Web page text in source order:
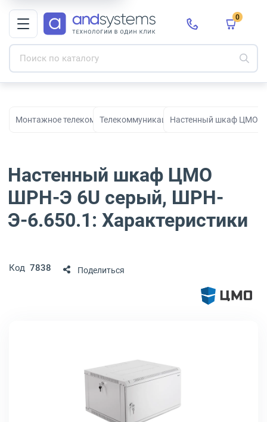
0
Монтажное телекоммуникационное оборудование для СКС и
Телекоммуникационные шкафы
Настенный шкаф ЦМО
Настенный шкаф ЦМО
ШРН-Э 6U серый, ШРН-
Э-6.650.1: Характеристики
Код 7838 Поделиться